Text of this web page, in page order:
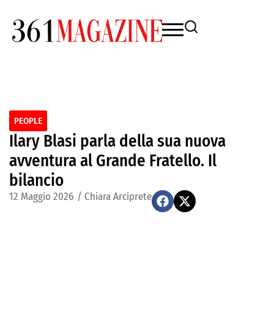
PEOPLE
Ilary Blasi parla della sua nuova
avventura al Grande Fratello. Il
bilancio
12 Maggio 2026 / Chiara Arciprete